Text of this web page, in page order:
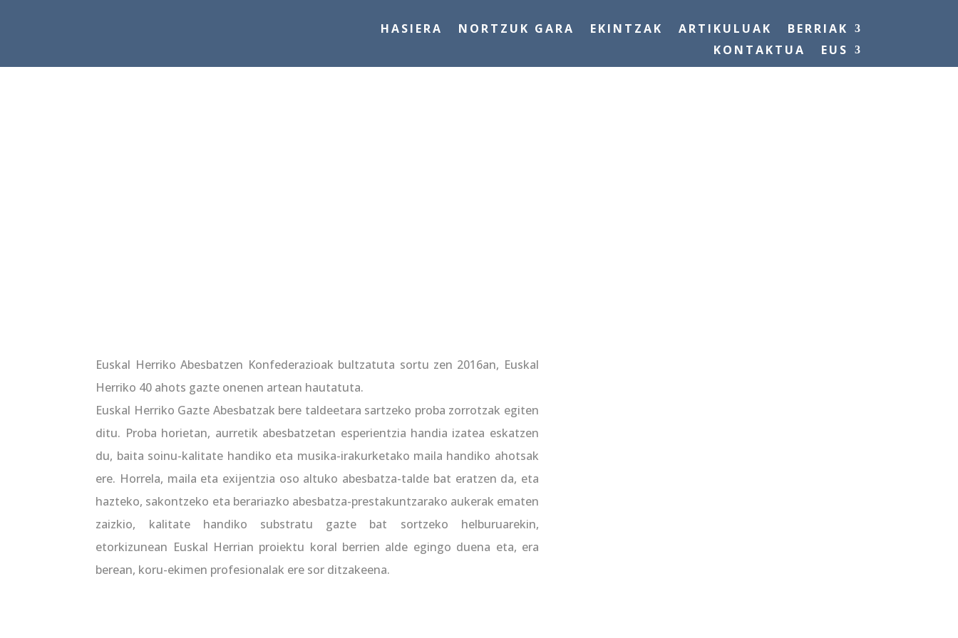
HASIERA NORTZUK GARA EKINTZAK ARTIKULUAK
BERRIAK
KONTAKTUA
EUS
Euskal Herriko Abesbatzen Konfederazioak bultzatuta sortu zen 2016an, Euskal
Herriko 40 ahots gazte onenen artean hautatuta.
Euskal Herriko Gazte Abesbatzak bere taldeetara sartzeko proba zorrotzak egiten
ditu. Proba horietan, aurretik abesbatzetan esperientzia handia izatea eskatzen
du, baita soinu-kalitate handiko eta musika-irakurketako maila handiko ahotsak
ere. Horrela, maila eta exijentzia oso altuko abesbatza-talde bat eratzen da, eta
hazteko, sakontzeko eta berariazko abesbatza-prestakuntzarako aukerak ematen
zaizkio, kalitate handiko substratu gazte bat sortzeko helburuarekin,
etorkizunean Euskal Herrian proiektu koral berrien alde egingo duena eta, era
berean, koru-ekimen profesionalak ere sor ditzakeena.